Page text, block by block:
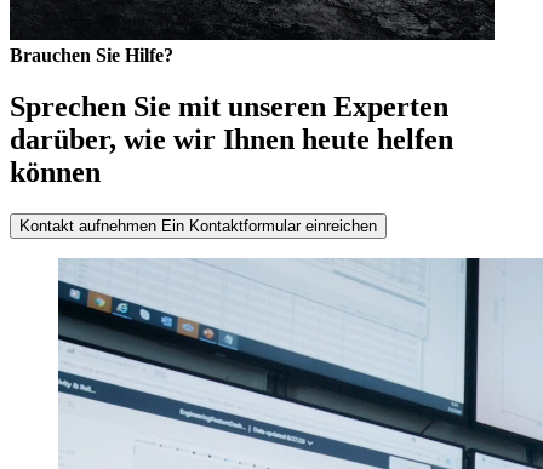
Brauchen Sie Hilfe?
Sprechen Sie mit unseren Experten
darüber, wie wir Ihnen heute helfen
können
Kontakt aufnehmen Ein Kontaktformular einreichen